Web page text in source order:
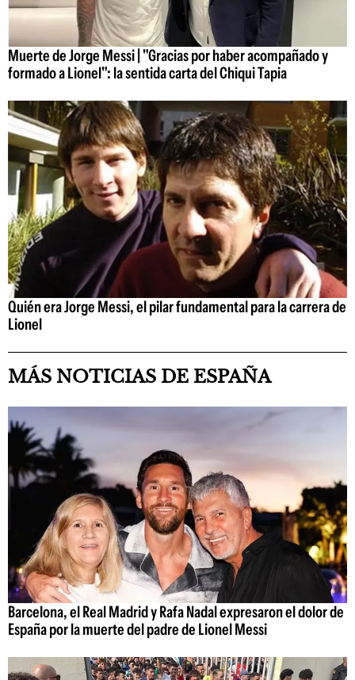
Muerte de Jorge Messi | "Gracias por haber acompañado y
formado a Lionel": la sentida carta del Chiqui Tapia
Quién era Jorge Messi, el pilar fundamental para la carrera de
Lionel
MÁS NOTICIAS DE ESPAÑA
Barcelona, el Real Madrid y Rafa Nadal expresaron el dolor de
España por la muerte del padre de Lionel Messi